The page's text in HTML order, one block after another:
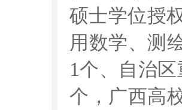
硕士学位授
用数学、测
1个、自治
个，广西高